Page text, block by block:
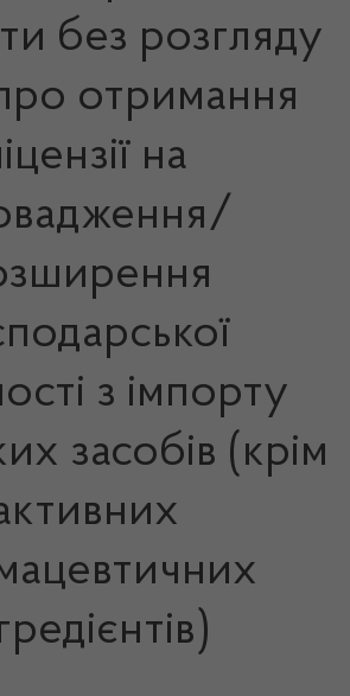
без розгляду
отримання
на
з імпорту
засобів (крім